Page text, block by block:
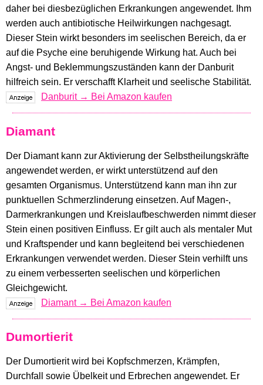
daher bei diesbezüglichen Erkrankungen angewendet. Ihm
werden auch antibiotische Heilwirkungen nachgesagt.
Dieser Stein wirkt besonders im seelischen Bereich, da er
auf die Psyche eine beruhigende Wirkung hat. Auch bei
Angst- und Beklemmungszuständen kann der Danburit
hilfreich sein. Er verschafft Klarheit und seelische Stabilität.
Danburit → Bei Amazon kaufen
Diamant
Der Diamant kann zur Aktivierung der Selbstheilungskräfte
angewendet werden, er wirkt unterstützend auf den
gesamten Organismus. Unterstützend kann man ihn zur
punktuellen Schmerzlinderung einsetzen. Auf Magen-,
Darmerkrankungen und Kreislaufbeschwerden nimmt dieser
Stein einen positiven Einfluss. Er gilt auch als mentaler Mut
und Kraftspender und kann begleitend bei verschiedenen
Erkrankungen verwendet werden. Dieser Stein verhilft uns
zu einem verbesserten seelischen und körperlichen
Gleichgewicht.
Diamant → Bei Amazon kaufen
Dumortierit
Der Dumortierit wird bei Kopfschmerzen, Krämpfen,
Durchfall sowie Übelkeit und Erbrechen angewendet. Er